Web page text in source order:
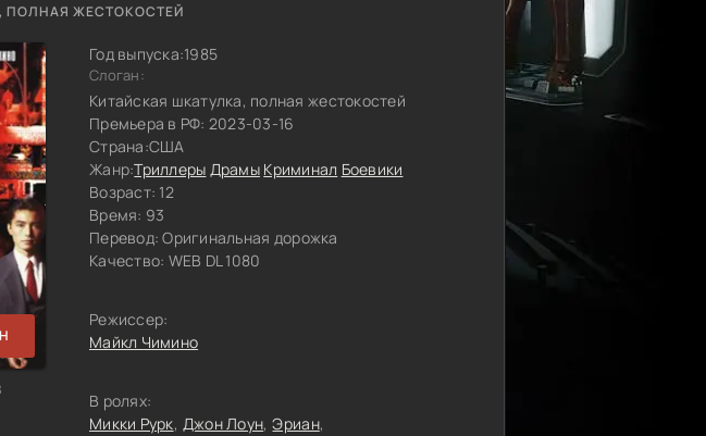
ПОЛНАЯ ЖЕСТОКОСТЕЙ
Год выпуска:1985
Слоган:
Китайская шкатулка, полная жестокостей
Премьера в РФ: 2023-03-16
Страна:США
Жанр:Триллеры Драмы Криминал Боевики
Возраст: 12
Время: 93
Перевод:Оригинальная дорожка
Качество: WEB DL 1080
Режиссер:
Майкл Чимино
В ролях:
Микки Рурк Джон Лоун Эриан